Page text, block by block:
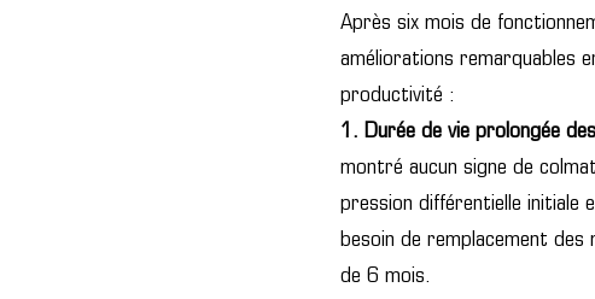
Après six mois de
améliorations remarquables
productivité :
1. Durée de vie prolongée
montré aucun signe de
pression différentielle initiale
besoin de remplacement
de 6 mois.